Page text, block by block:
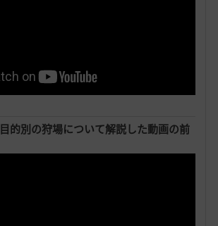
目的別の狩場について解説した動画の前